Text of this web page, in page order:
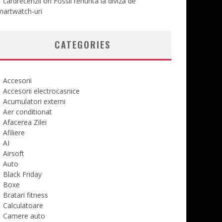
uri
CATEGORIES
Accesorii
Accesorii electrocasnice
Acumulatori externi
Aer conditionat
Afacerea Zilei
Afiliere
AI
Airsoft
Auto
Black Friday
Boxe
Bratari fitness
Calculatoare
Camere auto